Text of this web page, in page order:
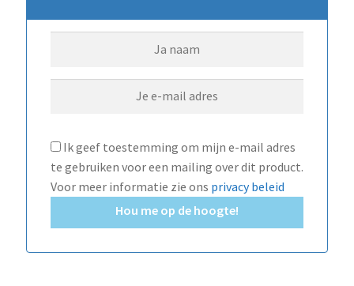
Ik geef toestemming om mijn e-mail adres
te gebruiken voor een mailing over dit product.
Voor meer informatie zie ons privacy beleid
Hou me op de hoogte!